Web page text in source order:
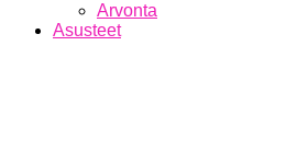
Arvonta
Asusteet